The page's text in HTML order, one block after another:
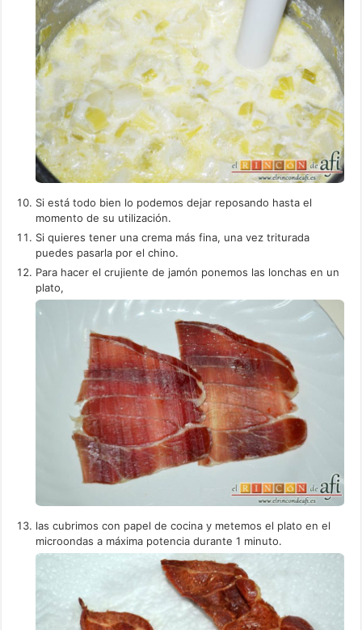
Si está todo bien lo podemos dejar reposando hasta el
momento de su utilización.
Si quieres tener una crema más fina, una vez triturada
puedes pasarla por el chino.
Para hacer el crujiente de jamón ponemos las lonchas en un
plato,
las cubrimos con papel de cocina y metemos el plato en el
microondas a máxima potencia durante 1 minuto.